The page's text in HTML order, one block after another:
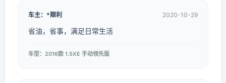
车主：*顺利 2020-10-29
省油，省事，满足日常生活
车型：2016款 1.5XE 手动领先版